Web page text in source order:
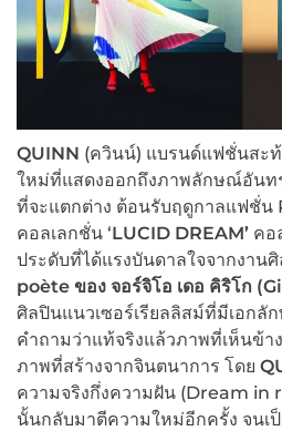
QUINN (ควินน์) แบรนด์แฟชั่นสะ
ใหม่ที่แสดงออกถึงภาพลักษณ์อันท
ที่จะแตกต่าง ต้อนรับฤดูกาลแฟชั่น
คอลเลกชั่น ‘LUCID DREAM’ คอ
ประดับที่ได้แรงบันดาลใจจากงานศิ
poète ของ จอร์จิโอ เดอ คิริโก
ศิลปินแนวเซอร์เรียลลิสม์ที่มีเอกลั
คำถามว่าแท้จริงแล้วภาพที่เห็นข้า
ภาพที่สร้างจากจินตนาการ โดย
ความจริงกึ่งความฝัน (Dream in
นั้นกลับมาตีความใหม่อีกครั้ง จนเ